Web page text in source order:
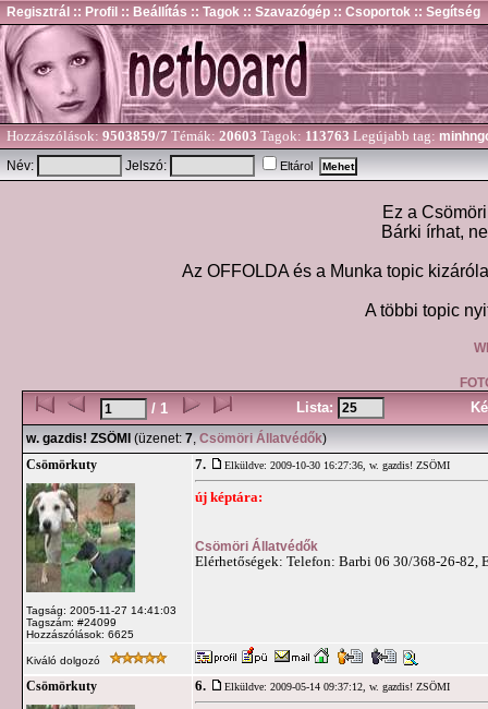
Regisztrál :: Profil :: Beállítás :: Tagok :: Szavazógép :: Csoportok :: Segítség
Hozzászólások: 9503859/7 Témák: 20603 Tagok: 113763 Legújabb tag:
Név:
Jelszó: Eltárol
Ez a
Bárki írhat,
Az OFFOLDA és a Munka topic
A többi topic
/ 1 Lista:
w. gazdis! ZSÖMI (üzenet: 7, Csömöri Állatvédők)
Csömörkuty
Tagság: 2005-11-27 14:41:03
Tagszám: #24099
Hozzászólások: 6625
7. Elküldve: 2009-10-30 16:27:36, w. gazdis! ZSÖMI
új képtára:
Csömöri Állatvédők
Elérhetőségek: Telefon: Barbi 06 30/368-26-82,
Kiváló dolgozó
Csömörkuty 6. Elküldve: 2009-05-14 09:37:12, w. gazdis! ZSÖMI